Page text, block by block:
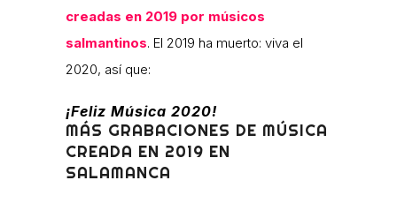
creadas en 2019 por músicos
salmantinos. El 2019 ha muerto: viva el
2020, así que:
¡Feliz Música 2020!
MÁS GRABACIONES DE MÚSICA
CREADA EN 2019 EN
SALAMANCA